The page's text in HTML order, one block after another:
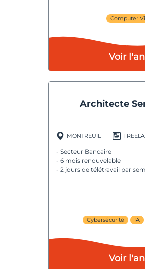
Computer
Voir
Architecte
MONTREUIL
- Secteur Bancaire
- 6 mois renouvelable
- 2 jours de télétravail par
Cybersécurité IA
Voir